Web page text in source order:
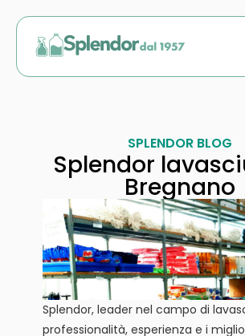
SPLENDOR BLOG
Splendor
Bregnano
Splendor, leader nel campo di
professionalità, esperienza e i